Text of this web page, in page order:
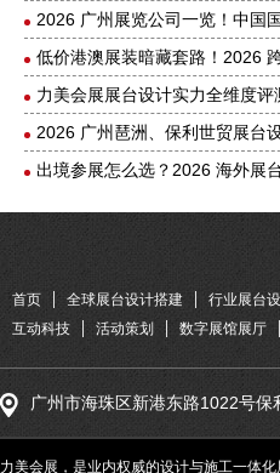
首页 全球展台设计搭建 行业展台
互动科技
活动策划 数字展馆展厅
广州市海珠区新港东路1022号
力美会展，是业内权威的设计与施工一体